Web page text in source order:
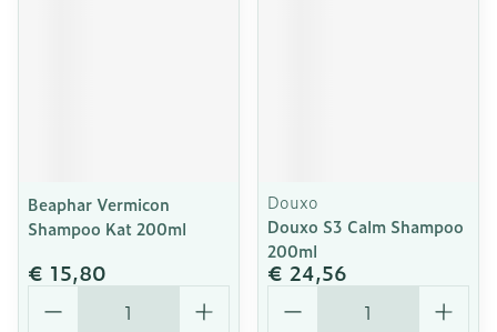
Beaphar Vermicon
Shampoo Kat 200ml
€ 15,80
Aantal
Douxo
Douxo S3 Calm Shampoo
200ml
€ 24,56
Aantal